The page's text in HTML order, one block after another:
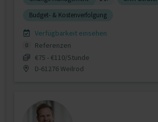
Budget- & Kostenverfolgung
Verfügbarkeit einsehen
0
Referenzen
€75 - €110/Stunde
D-61276 Weilrod